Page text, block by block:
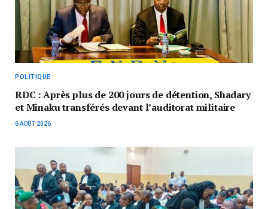
POLITIQUE
RDC : Après plus de 200 jours de détention, Shadary
et Minaku transférés devant l’auditorat militaire
6 AOÛT 2026